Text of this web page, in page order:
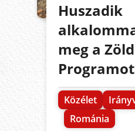
Huszadik
meg a
Programot
Közélet
Románia